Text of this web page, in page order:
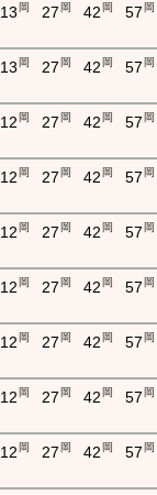
13 岡 27 岡 42 岡 57 岡
13 岡 27 岡 42 岡 57 岡
12 岡 27 岡 42 岡 57 岡
12 岡 27 岡 42 岡 57 岡
12 岡 27 岡 42 岡 57 岡
12 岡 27 岡 42 岡 57 岡
12 岡 27 岡 42 岡 57 岡
12 岡 27 岡 42 岡 57 岡
12 岡 27 岡 42 岡 57 岡